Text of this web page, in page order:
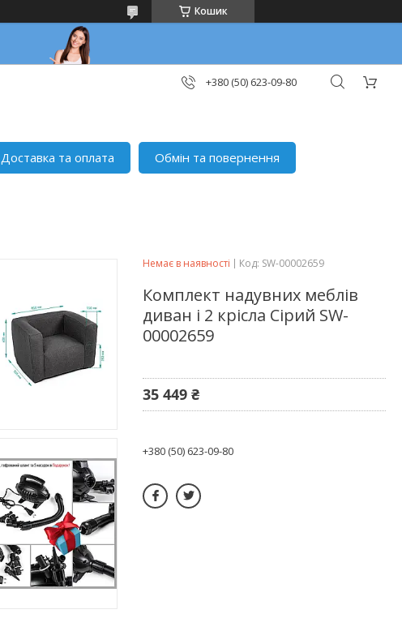
Кошик
+380 (50) 623-09-80
Доставка та оплата Обмін та повернення
Немає в наявності Код: SW-00002659
Комплект надувних меблів
диван і 2 крісла Сірий SW-
00002659
35 449 ₴
+380 (50) 623-09-80